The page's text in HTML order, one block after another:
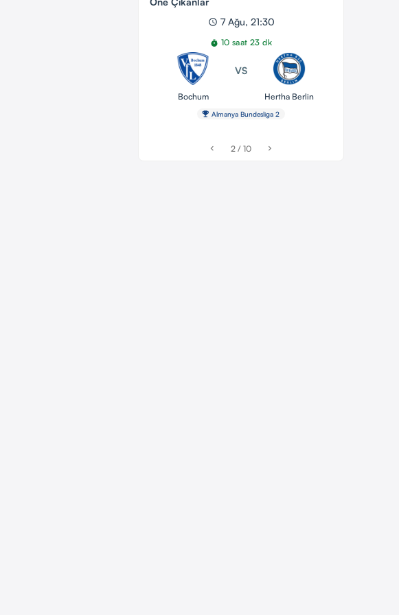
schedule 7 Ağu, 21:30
timer 10 saat 23 dk
Bochum
VS
Hertha Berlin
emoji_events Almanya Bundesliga 2
chevron_left 2 / 10 chevron_right